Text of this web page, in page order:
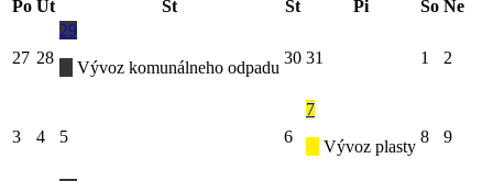
Po Ut St Št Pi So Ne
27 28
29
Vývoz komunálneho odpadu
30 31 1 2
3 4 5 6
7
Vývoz plasty
8 9